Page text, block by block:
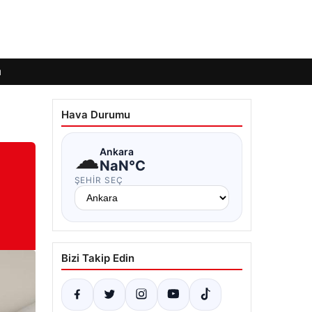
Hava Durumu
☁Ankara
NaN°C
ŞEHIR SEÇ
Bizi Takip Edin